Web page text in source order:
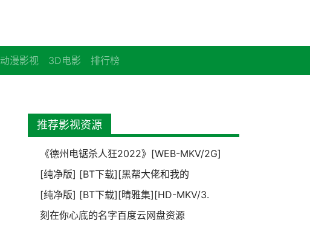
动漫影视 3D电影 排行榜
推荐影视资源
《德州电锯杀人狂2022》[WEB-MKV/2G]
[纯净版] [BT下载][黑帮大佬和我的
[纯净版] [BT下载][晴雅集][HD-MKV/3.
刻在你心底的名字百度云网盘资源